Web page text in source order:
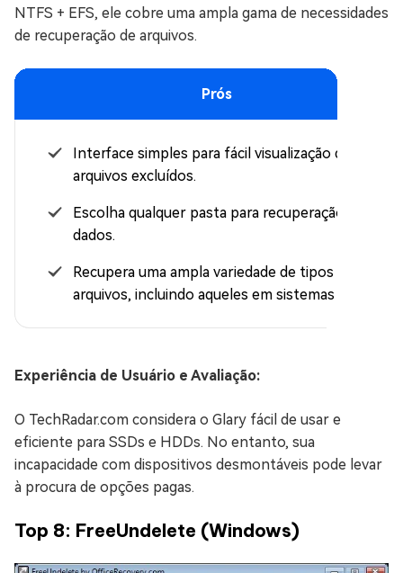
NTFS + EFS, ele cobre uma ampla gama de necessidades
de recuperação de arquivos.
Prós
Interface simples para fácil visualização de
arquivos excluídos.
Escolha qualquer pasta para recuperação de
dados.
Recupera uma ampla variedade de tipos de
arquivos, incluindo aqueles em sistemas NTFS.
Experiência de Usuário e Avaliação:
O TechRadar.com considera o Glary fácil de usar e
eficiente para SSDs e HDDs. No entanto, sua
incapacidade com dispositivos desmontáveis pode levar
à procura de opções pagas.
Top 8: FreeUndelete (Windows)